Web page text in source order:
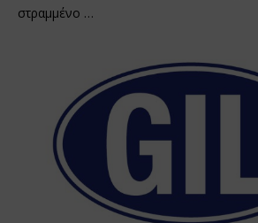
στραμμένο …